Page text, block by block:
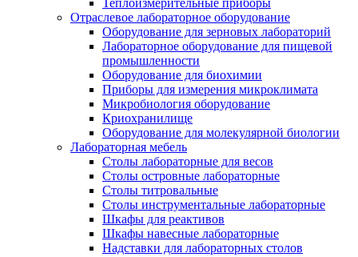
Отраслевое лабораторное оборудование
Оборудование для зерновых лабораторий
Лабораторное оборудование для пищевой
промышленности
Оборудование для биохимии
Приборы для измерения микроклимата
Микробиология оборудование
Криохранилище
Оборудование для молекулярной биологии
Лабораторная мебель
Столы лабораторные для весов
Столы островные лабораторные
Столы титровальные
Столы инструментальные лабораторные
Шкафы для реактивов
Шкафы навесные лабораторные
Надставки для лабораторных столов